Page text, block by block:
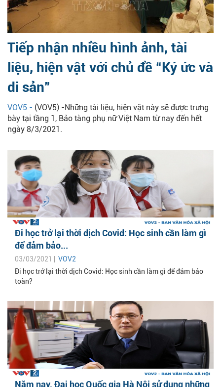
Tiếp nhận nhiều hình ảnh, tài
liệu, hiện vật với chủ đề “Ký ức và
di sản”
VOV5 - (VOV5) -Những tài liệu, hiện vật này sẽ được trưng
bày tại tầng 1, Bảo tàng phụ nữ Việt Nam từ nay đến hết
ngày 8/3/2021.
Đi học trở lại thời dịch Covid: Học sinh cần làm gì
để đảm bảo...
03/03/2021 | VOV2
Đi học trở lại thời dịch Covid: Học sinh cần làm gì để đảm bảo
toàn?
Năm nay, Đại học Quốc gia Hà Nội sử dụng những